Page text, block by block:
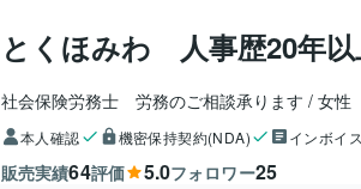
とくほみわ 人事歴20年以
社会保険労務士　労務のご相談承ります 女性
本人確認 機密保持契約(NDA) インボイ
販売実績64評価 5.0フォロワー25